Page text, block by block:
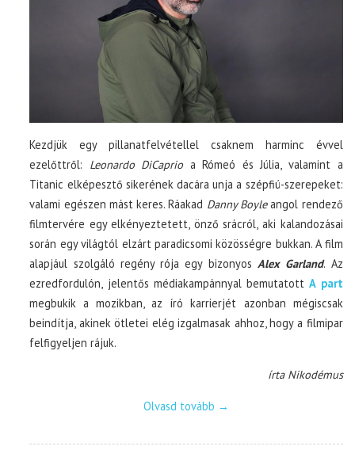
Kezdjük egy pillanatfelvétellel csaknem harminc évvel
ezelőttről: Leonardo DiCaprio a Rómeó és Júlia, valamint a
Titanic elképesztő sikerének dacára unja a szépfiú-szerepeket:
valami egészen mást keres. Ráakad Danny Boyleangol rendező
filmtervére egy elkényeztetett, önző srácról, aki kalandozásai
során egy világtól elzárt paradicsomi közösségre bukkan. A film
alapjául szolgáló regény rója egy bizonyos Alex Garland. Az
ezredfordulón, jelentős médiakampánnyal bemutatottA part
megbukik a mozikban, az író karrierjét azonban mégiscsak
beindítja, akinek ötletei elég izgalmasak ahhoz, hogy a filmipar
felfigyeljen rájuk.
írta Nikodémus
Olvasd tovább →